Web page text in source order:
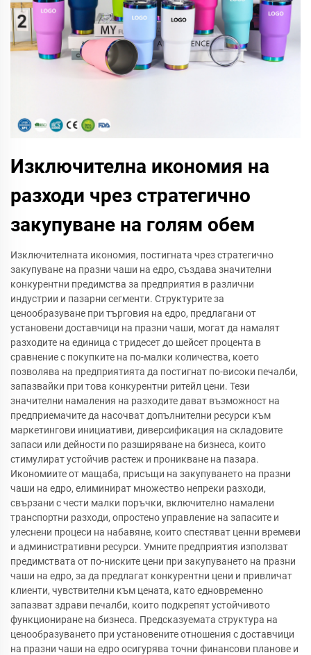
Изключителна икономия на
разходи чрез стратегично
закупуване на голям обем
Изключителната икономия, постигната чрез стратегично
закупуване на празни чаши на едро, създава значителни
конкурентни предимства за предприятия в различни
индустрии и пазарни сегменти. Структурите за
ценообразуване при търговия на едро, предлагани от
установени доставчици на празни чаши, могат да намалят
разходите на единица с тридесет до шейсет процента в
сравнение с покупките на по-малки количества, което
позволява на предприятията да постигнат по-високи печалби,
запазвайки при това конкурентни ритейл цени. Тези
значителни намаления на разходите дават възможност на
предприемачите да насочват допълнителни ресурси към
маркетингови инициативи, диверсификация на складовите
запаси или дейности по разширяване на бизнеса, които
стимулират устойчив растеж и проникване на пазара.
Икономиите от мащаба, присъщи на закупуването на празни
чаши на едро, елиминират множество непреки разходи,
свързани с чести малки поръчки, включително намалени
транспортни разходи, опростено управление на запасите и
улеснени процеси на набавяне, които спестяват ценни времеви
и административни ресурси. Умните предприятия използват
предимствата от по-ниските цени при закупуването на празни
чаши на едро, за да предлагат конкурентни цени и привличат
клиенти, чувствителни към цената, като едновременно
запазват здрави печалби, които подкрепят устойчивото
функциониране на бизнеса. Предсказуемата структура на
ценообразуването при установените отношения с доставчици
на празни чаши на едро осигурява точни финансови планове и